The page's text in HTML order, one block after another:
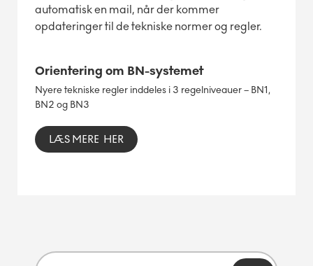
automatisk en mail, når der kommer
opdateringer til de tekniske normer og regler.
Orientering om BN-systemet
Nyere tekniske regler inddeles i 3 regelniveauer – BN1,
BN2 og BN3
LÆS MERE HER